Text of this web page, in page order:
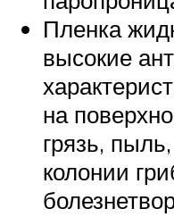
Пленка
высокие
на
грязь,
колонии